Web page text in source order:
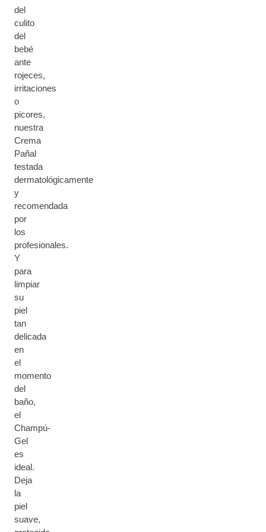
del
culito
del
bebé
ante
rojeces,
irritaciones
o
picores,
nuestra
Crema
Pañal
testada
dermatológicamente
y
recomendada
por
los
profesionales.
Y
para
limpiar
su
piel
tan
delicada
en
el
momento
del
baño,
el
Champú-
Gel
es
ideal.
Deja
la
piel
suave,